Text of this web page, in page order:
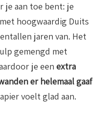
je aan toe bent: je
hoogwaardig Duits
jaren van. Het
gemengd met
je een extra
er helemaal gaaf
voelt glad aan.